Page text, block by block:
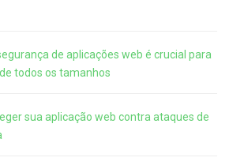
de aplicações web é crucial para
todos os tamanhos
sua aplicação web contra ataques de